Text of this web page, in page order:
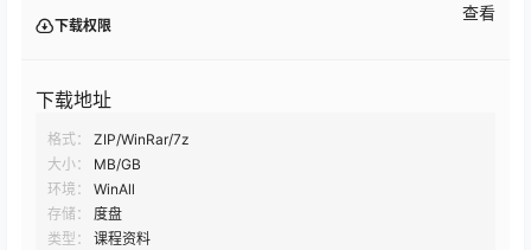
下载权限
查看
下载地址
格式：
ZIP/WinRar/7z
大小：
MB/GB
环境：
WinAll
存储：
度盘
类型：
课程资料